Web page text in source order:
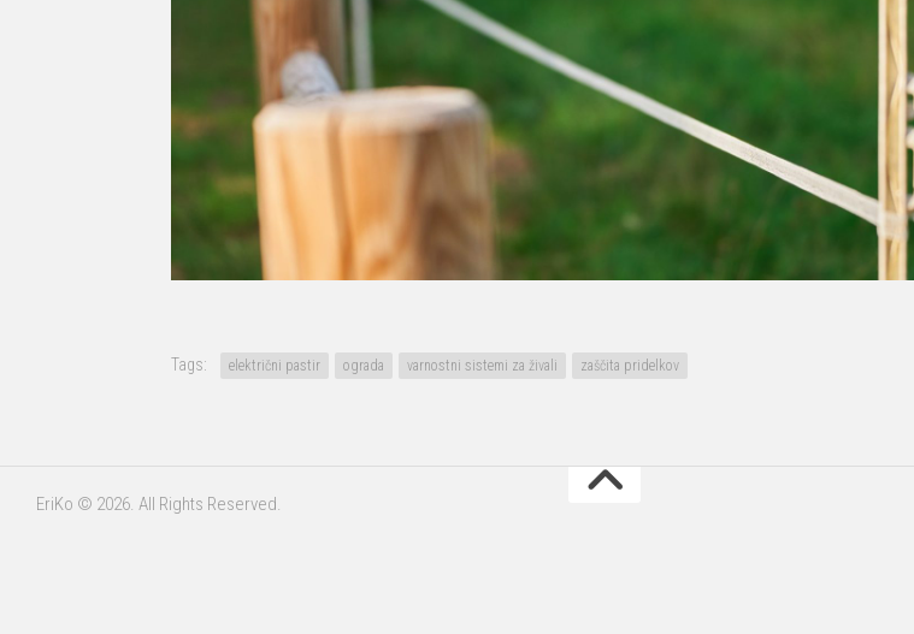
Tags: električni pastir ograda varnostni sistemi za živali zaščita pridelkov
EriKo © 2026. All Rights Reserved.